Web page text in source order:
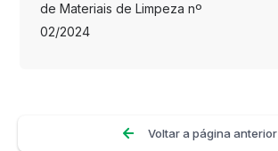
de Materiais de Limpeza nº
02/2024
Voltar a página anterior